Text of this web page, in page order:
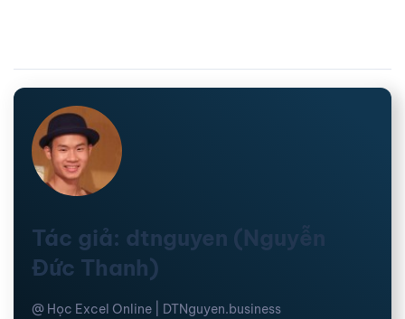
Tác giả: dtnguyen (Nguyễn
Đức Thanh)
@ Học Excel Online | DTNguyen.business